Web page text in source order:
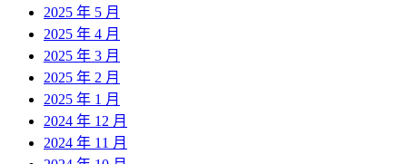
2025 年 5 月
2025 年 4 月
2025 年 3 月
2025 年 2 月
2025 年 1 月
2024 年 12 月
2024 年 11 月